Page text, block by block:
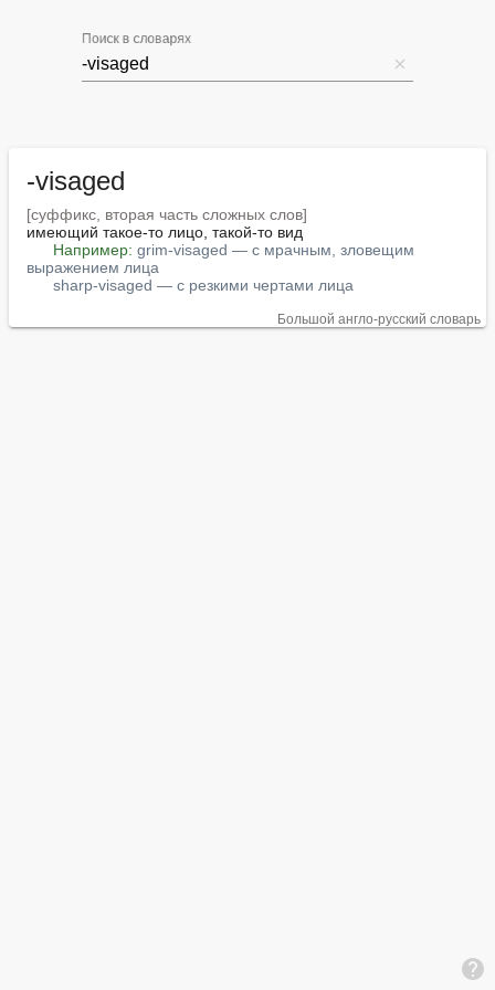
Поиск в словарях
-visaged
[суффикс, вторая часть сложных слов]
имеющий такое-то лицо, такой-то вид
Например: grim-visaged — с мрачным, зловещим
выражением лица
sharp-visaged — с резкими чертами лица
Большой англо-русский словарь